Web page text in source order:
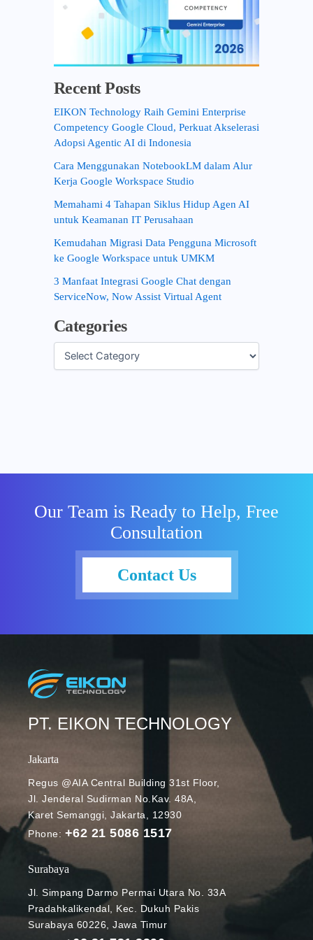
Recent Posts
EIKON Technology Raih Gemini Enterprise
Competency Google Cloud, Perkuat Akselerasi
Adopsi Agentic AI di Indonesia
Cara Menggunakan NotebookLM dalam Alur
Kerja Google Workspace Studio
Memahami 4 Tahapan Siklus Hidup Agen AI
untuk Keamanan IT Perusahaan
Kemudahan Migrasi Data Pengguna Microsoft
ke Google Workspace untuk UMKM
3 Manfaat Integrasi Google Chat dengan
ServiceNow, Now Assist Virtual Agent
Categories
Our Team is Ready to Help, Free
Consultation
Contact Us
PT. EIKON TECHNOLOGY
Jakarta
Regus @AIA Central Building 31st Floor,
Jl. Jenderal Sudirman No.Kav. 48A,
Karet Semanggi, Jakarta, 12930
Phone: +62 21 5086 1517
Surabaya
Jl. Simpang Darmo Permai Utara No. 33A
Pradahkalikendal, Kec. Dukuh Pakis
Surabaya 60226, Jawa Timur